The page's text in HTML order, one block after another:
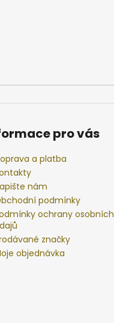
pro vás
a platba
nám
podmínky
ochrany osobních
značky
objednávka